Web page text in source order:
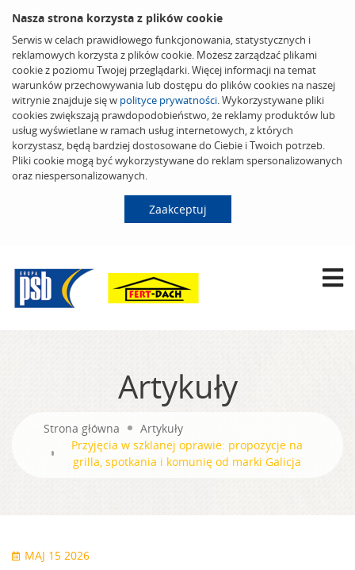
Nasza strona korzysta z plików cookie
Serwis w celach prawidłowego funkcjonowania, statystycznych i
reklamowych korzysta z plików cookie. Możesz zarządzać plikami
cookie z poziomu Twojej przeglądarki. Więcej informacji na temat
warunków przechowywania lub dostępu do plików cookies na naszej
witrynie znajduje się w polityce prywatności. Wykorzystywane pliki
cookies zwiększają prawdopodobieństwo, że reklamy produktów lub
usług wyświetlane w ramach usług internetowych, z których
korzystasz, będą bardziej dostosowane do Ciebie i Twoich potrzeb.
Pliki cookie mogą być wykorzystywane do reklam spersonalizowanych
oraz niespersonalizowanych.
Zaakceptuj
Artykuły
Strona główna
Artykuły
Przyjęcia w szklanej oprawie: propozycje na
grilla, spotkania i komunię od marki Galicja
MAJ 15 2026